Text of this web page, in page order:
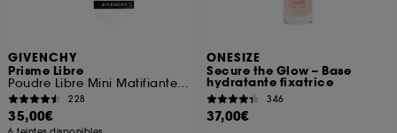
GIVENCHY
Prisme Libre
Poudre Libre Mini Matifiante, Correctrice et Lumineuse
228
35,00€
ONESIZE
Secure the Glow – Base
hydratante fixatrice
346
37,00€